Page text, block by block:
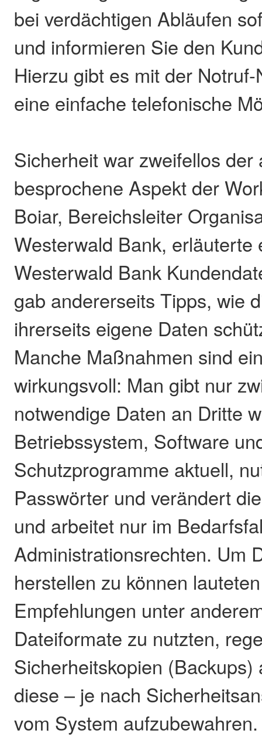
bei verdächtigen Abläufen
und informieren Sie den
Hierzu gibt es mit der
eine einfache telefonische
Sicherheit war zweifellos der
besprochene Aspekt der
Boiar, Bereichsleiter
Westerwald Bank, erläuterte
Westerwald Bank
gab andererseits Tipps, wie
ihrerseits eigene Daten
Manche Maßnahmen sind
wirkungsvoll: Man gibt nur
notwendige Daten an Dritte
Betriebssystem, Software
Schutzprogramme aktuell,
Passwörter und verändert
und arbeitet nur im
Administrationsrechten. Um
herstellen zu können
Empfehlungen unter
Dateiformate zu nutzten,
Sicherheitskopien
diese – je nach
vom System aufzubewahren.